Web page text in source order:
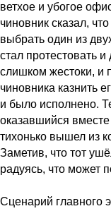
ветхое и убогое
чиновник сказал,
выбрать один из
стал протестовать
слишком жестоки, и
чиновника казнить
и было исполнено.
оказавшийся
тихонько вышел из
Заметив, что тот
радуясь, что может
Сценарий главного